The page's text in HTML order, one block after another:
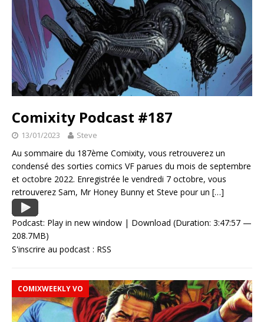
Comixity Podcast #187
13/01/2023 Steve
Au sommaire du 187ème Comixity, vous retrouverez un
condensé des sorties comics VF parues du mois de septembre
et octobre 2022. Enregistrée le vendredi 7 octobre, vous
retrouverez Sam, Mr Honey Bunny et Steve pour un […]
Podcast: Play in new window | Download (Duration: 3:47:57 —
208.7MB)
S'inscrire au podcast : RSS
COMIXWEEKLY VO